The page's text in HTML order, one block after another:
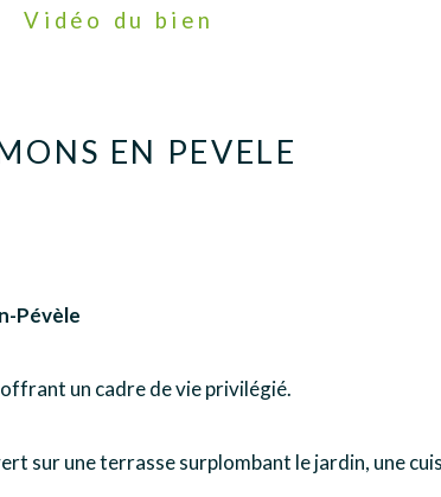
Vidéo du bien
EN PEVELE
Pévèle
un cadre de vie privilégié.
sur une terrasse surplombant le jardin, une